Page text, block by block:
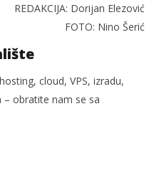
REDAKCIJA: Dorijan Elezović
FOTO: Nino Šerić
cloud, VPS, izradu,
– obratite nam se sa